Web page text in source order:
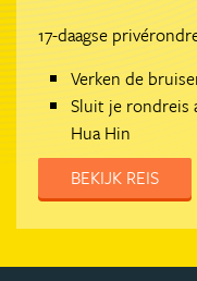
17-daagse
Verken de
Sluit je rondreis
Hua Hin
BEKIJK REIS